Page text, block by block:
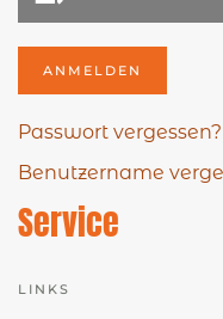
ANMELDEN
Passwort vergessen?
Benutzername
Service
LINKS